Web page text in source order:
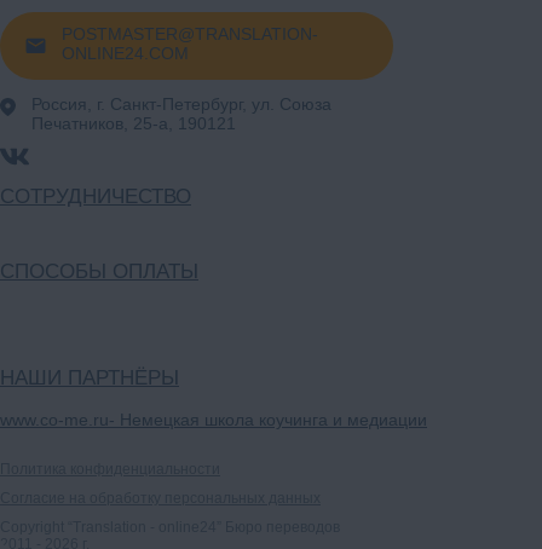
POSTMASTER@TRANSLATION-
ONLINE24.COM
Россия, г. Санкт-Петербург, ул. Союза
Печатников, 25-а, 190121
СОТРУДНИЧЕСТВО
СПОСОБЫ ОПЛАТЫ
НАШИ ПАРТНЁРЫ
www.co-me.ru- Немецкая школа коучинга и медиации